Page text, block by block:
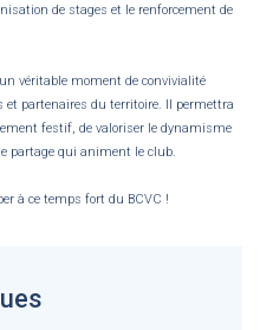
de stages et le renforcement de
véritable moment de convivialité
partenaires du territoire. Il permettra
festif, de valoriser le dynamisme
partage qui animent le club.
à ce temps fort du BCVC !